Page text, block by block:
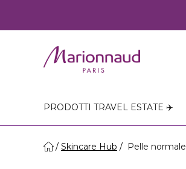
PRODOTTI TRAVEL ESTATE ✈️
Skincare Hub Pelle normale